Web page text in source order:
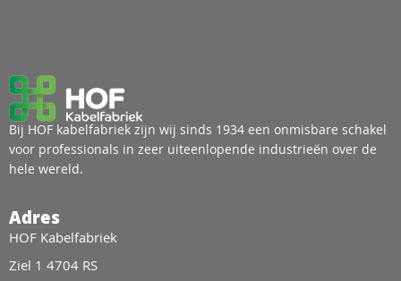
Bij HOF kabelfabriek zijn wij sinds 1934 een onmisbare schakel
voor professionals in zeer uiteenlopende industrieën over de
hele wereld.
Adres
HOF Kabelfabriek
Ziel 1 4704 RS